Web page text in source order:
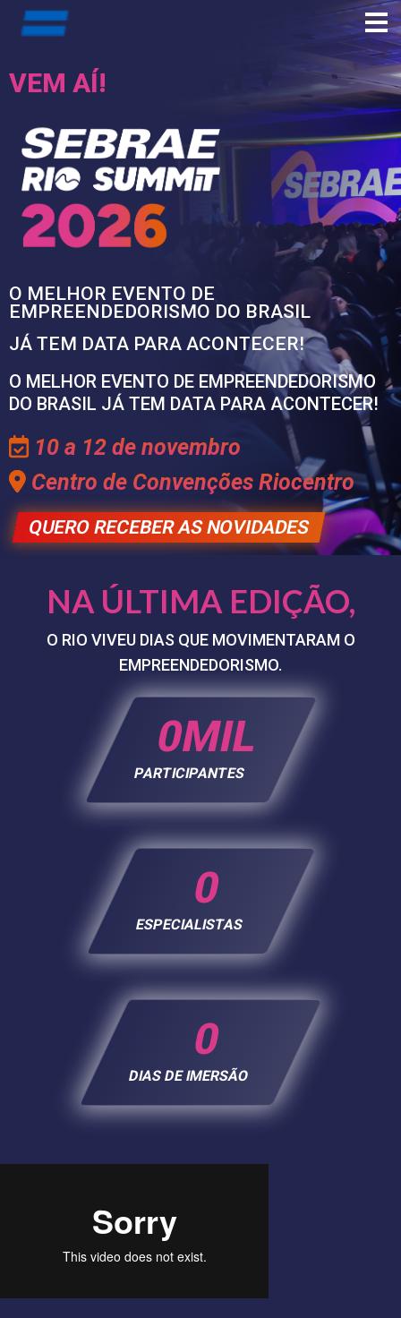
VEM AÍ!
O MELHOR EVENTO DE
EMPREENDEDORISMO DO BRASIL
JÁ TEM DATA PARA ACONTECER!
O MELHOR EVENTO DE EMPREENDEDORISMO
DO BRASIL JÁ TEM DATA PARA ACONTECER!
10 a 12 de novembro
Centro de Convenções Riocentro
QUERO RECEBER AS NOVIDADES
NA ÚLTIMA EDIÇÃO,
O RIO VIVEU DIAS QUE MOVIMENTARAM O
EMPREENDEDORISMO.
0
PARTICIPANTES
0
ESPECIALISTAS
0
DIAS DE IMERSÃO